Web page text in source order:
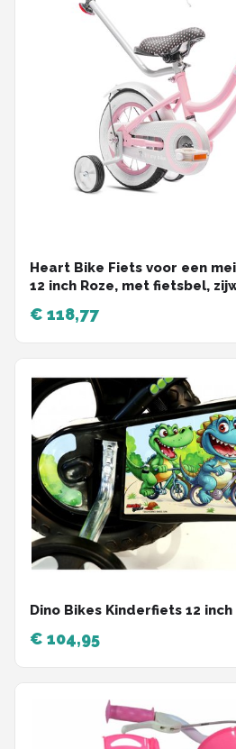
Heart Bike Fiets voor een
12 inch Roze, met fietsbel,
en stuurmandje
€ 118,77
Dino Bikes Kinderfiets 12
€ 104,95